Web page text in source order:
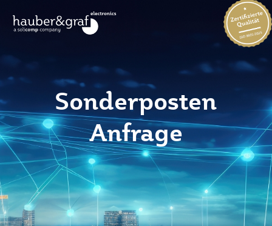
Sonderposten
Anfrage